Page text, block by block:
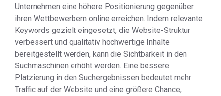
Unternehmen eine höhere Positionierung gegenüber
ihren Wettbewerbern online erreichen. Indem relevante
Keywords gezielt eingesetzt, die Website-Struktur
verbessert und qualitativ hochwertige Inhalte
bereitgestellt werden, kann die Sichtbarkeit in den
Suchmaschinen erhöht werden. Eine bessere
Platzierung in den Suchergebnissen bedeutet mehr
Traffic auf der Website und eine größere Chance,